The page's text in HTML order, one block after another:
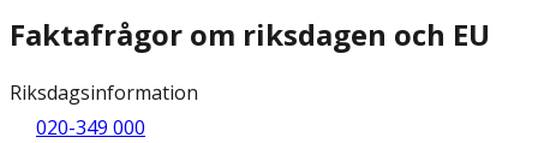
Faktafrågor om riksdagen och EU
Riksdagsinformation
020-349 000